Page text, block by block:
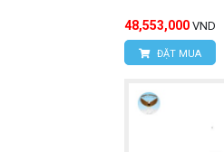
48,553,000 VND
ĐẶT MUA